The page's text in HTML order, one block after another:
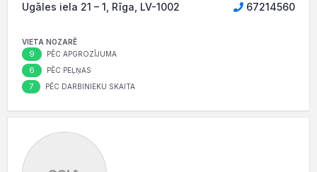
Ugāles iela 21 – 1, Rīga, LV-1002 67214560
VIETA NOZARĒ
9 PĒC APGROZĪJUMA
6 PĒC PEĻŅAS
7 PĒC DARBINIEKU SKAITA